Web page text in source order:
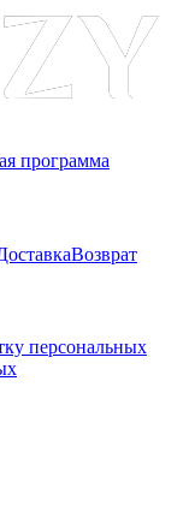
программа
Возврат
персональных